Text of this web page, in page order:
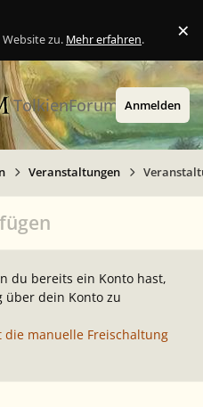
zu. Mehr erfahren. ×
TolkienForum Anmelden
Veranstaltungen
du bereits ein Konto hast,
über dein Konto zu
manuelle Freischaltung